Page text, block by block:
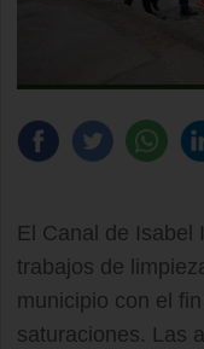
El Canal de Isabel
trabajos de
municipio con el
saturaciones. Las